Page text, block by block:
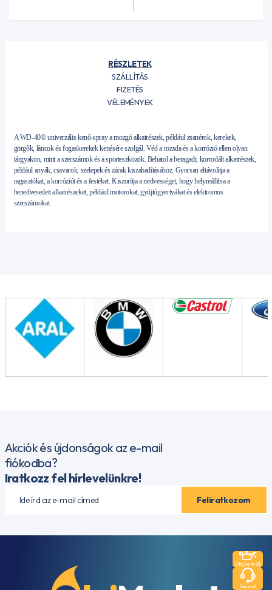
RÉSZLETEK
SZÁLLÍTÁS
FIZETÉS
VÉLEMÉNYEK
A WD-40® univerzális kenő-spray a mozgó alkatrészek, például zsanérok, kerekek,
görgők, láncok és fogaskerekek kenésére szolgál. Véd a rozsda és a korrózió ellen olyan
tárgyakon, mint a szerszámok és a sporteszközök. Behatol a beragadt, korrodált alkatrészek,
például anyák, csavarok, szelepek és zárak kiszabadításához. Gyorsan eltávolítja a
ragasztókat, a korróziót és a festéket. Kiszorítja a nedvességet, hogy helyreállítsa a
benedvesedett alkatrészeket, például motorokat, gyújtógyertyákat és elektromos
szerszámokat.
Akciók és újdonságok az e-mail
fiókodba?
Iratkozz fel hírlevelünkre!
Olajkereső
Support